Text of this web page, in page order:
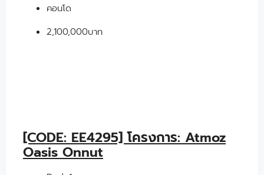
คอนโด
2,100,000บาท
[CODE: EE4295] โครงการ: Atmoz
Oasis Onnut